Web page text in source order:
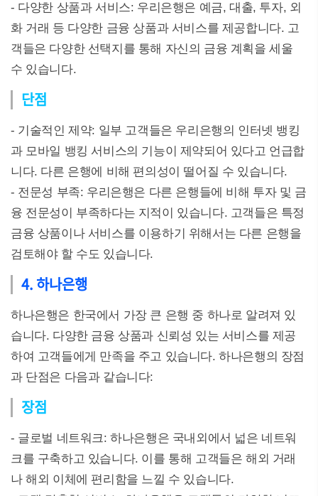
- 다양한 상품과 서비스: 우리은행은 예금, 대출, 투자, 외
화 거래 등 다양한 금융 상품과 서비스를 제공합니다. 고
객들은 다양한 선택지를 통해 자신의 금융 계획을 세울
수 있습니다.
단점
- 기술적인 제약: 일부 고객들은 우리은행의 인터넷 뱅킹
과 모바일 뱅킹 서비스의 기능이 제약되어 있다고 언급합
니다. 다른 은행에 비해 편의성이 떨어질 수 있습니다.
- 전문성 부족: 우리은행은 다른 은행들에 비해 투자 및 금
융 전문성이 부족하다는 지적이 있습니다. 고객들은 특정
금융 상품이나 서비스를 이용하기 위해서는 다른 은행을
검토해야 할 수도 있습니다.
4. 하나은행
하나은행은 한국에서 가장 큰 은행 중 하나로 알려져 있
습니다. 다양한 금융 상품과 신뢰성 있는 서비스를 제공
하여 고객들에게 만족을 주고 있습니다. 하나은행의 장점
과 단점은 다음과 같습니다:
장점
- 글로벌 네트워크: 하나은행은 국내외에서 넓은 네트워
크를 구축하고 있습니다. 이를 통해 고객들은 해외 거래
나 해외 이체에 편리함을 느낄 수 있습니다.